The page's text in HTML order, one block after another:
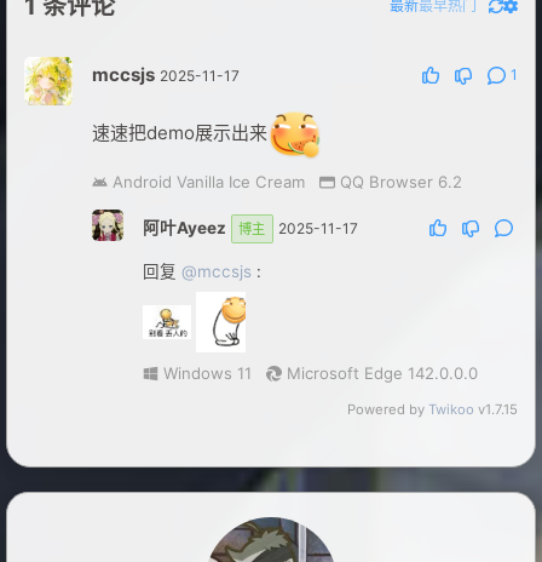
1 条评论 最新最早热门
mccsjs 2025-11-17 1
速速把demo展示出来
Android Vanilla Ice Cream QQ Browser 6.2
阿叶Ayeez 博主 2025-11-17
回复 @mccsjs :
Windows 11 Microsoft Edge 142.0.0.0
Powered by Twikoo v1.7.15